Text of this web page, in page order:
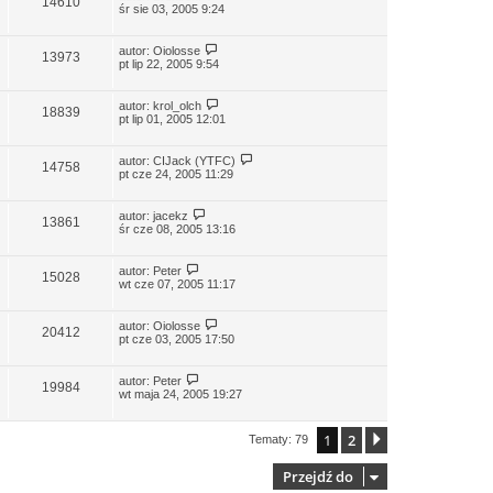
śr sie 03, 2005 9:24
13973 autor: Oiolosse
pt lip 22, 2005 9:54
18839 autor: krol_olch
pt lip 01, 2005 12:01
14758 autor: CIJack (YTFC)
pt cze 24, 2005 11:29
13861 autor: jacekz
śr cze 08, 2005 13:16
15028 autor: Peter
wt cze 07, 2005 11:17
20412 autor: Oiolosse
pt cze 03, 2005 17:50
19984 autor: Peter
wt maja 24, 2005 19:27
Tematy: 79 1 2
Przejdź do